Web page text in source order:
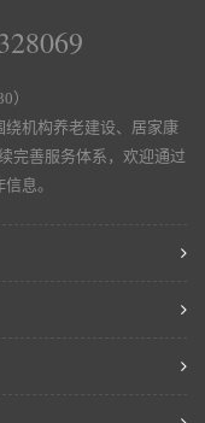
）
机构养老建设、居家康
完善服务体系，欢迎通过
息。